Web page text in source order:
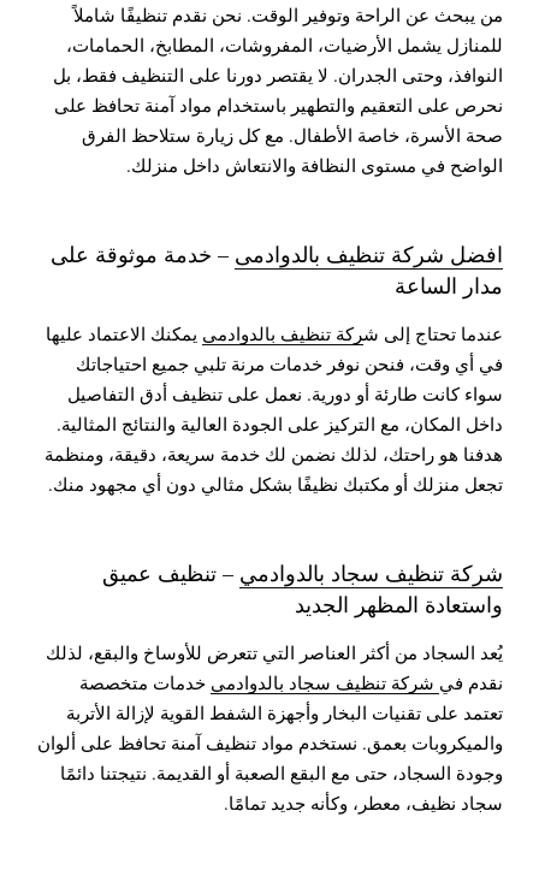
من يبحث عن الراحة وتوفير الوقت. نحن نقدم تنظيفًا شاملاً
للمنازل يشمل الأرضيات، المفروشات، المطابخ، الحمامات،
النوافذ، وحتى الجدران. لا يقتصر دورنا على التنظيف فقط، بل
نحرص على التعقيم والتطهير باستخدام مواد آمنة تحافظ على
صحة الأسرة، خاصة الأطفال. مع كل زيارة ستلاحظ الفرق
الواضح في مستوى النظافة والانتعاش داخل منزلك.
افضل شركة تنظيف بالدوادمى – خدمة موثوقة على
مدار الساعة
عندما تحتاج إلى شركة تنظيف بالدوادمى يمكنك الاعتماد عليها
في أي وقت، فنحن نوفر خدمات مرنة تلبي جميع احتياجاتك
سواء كانت طارئة أو دورية. نعمل على تنظيف أدق التفاصيل
داخل المكان، مع التركيز على الجودة العالية والنتائج المثالية.
هدفنا هو راحتك، لذلك نضمن لك خدمة سريعة، دقيقة، ومنظمة
تجعل منزلك أو مكتبك نظيفًا بشكل مثالي دون أي مجهود منك.
شركة تنظيف سجاد بالدوادمي – تنظيف عميق
واستعادة المظهر الجديد
يُعد السجاد من أكثر العناصر التي تتعرض للأوساخ والبقع، لذلك
نقدم في شركة تنظيف سجاد بالدوادمي خدمات متخصصة
تعتمد على تقنيات البخار وأجهزة الشفط القوية لإزالة الأتربة
والميكروبات بعمق. نستخدم مواد تنظيف آمنة تحافظ على ألوان
وجودة السجاد، حتى مع البقع الصعبة أو القديمة. نتيجتنا دائمًا
سجاد نظيف، معطر، وكأنه جديد تمامًا.